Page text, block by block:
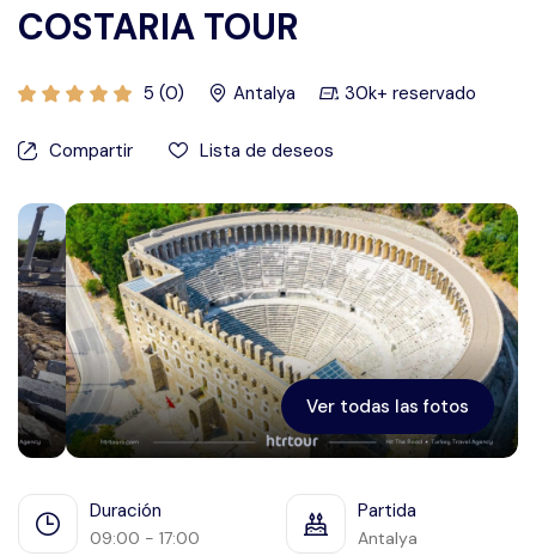
Antalya
Pamukkale
Éfeso
Contacto
COSTARIA TOUR
5 (0) Antalya 30k+ reservado
Compartir Lista de deseos
Ver todas las fotos
Duración
09:00 - 17:00
Partida
Antalya